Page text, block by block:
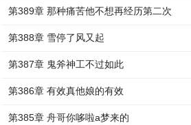
第389章 那种痛苦他不想再经历第二次
第388章 雪停了风又起
第387章 鬼斧神工不过如此
第386章 有效真他娘的有效
第385章 舟哥你哆啦a梦来的